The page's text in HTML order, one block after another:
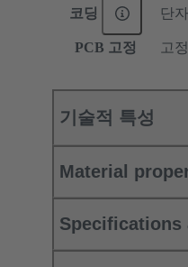
코딩 단
PCB 고정 고
기술적 특성
Material
Specifications